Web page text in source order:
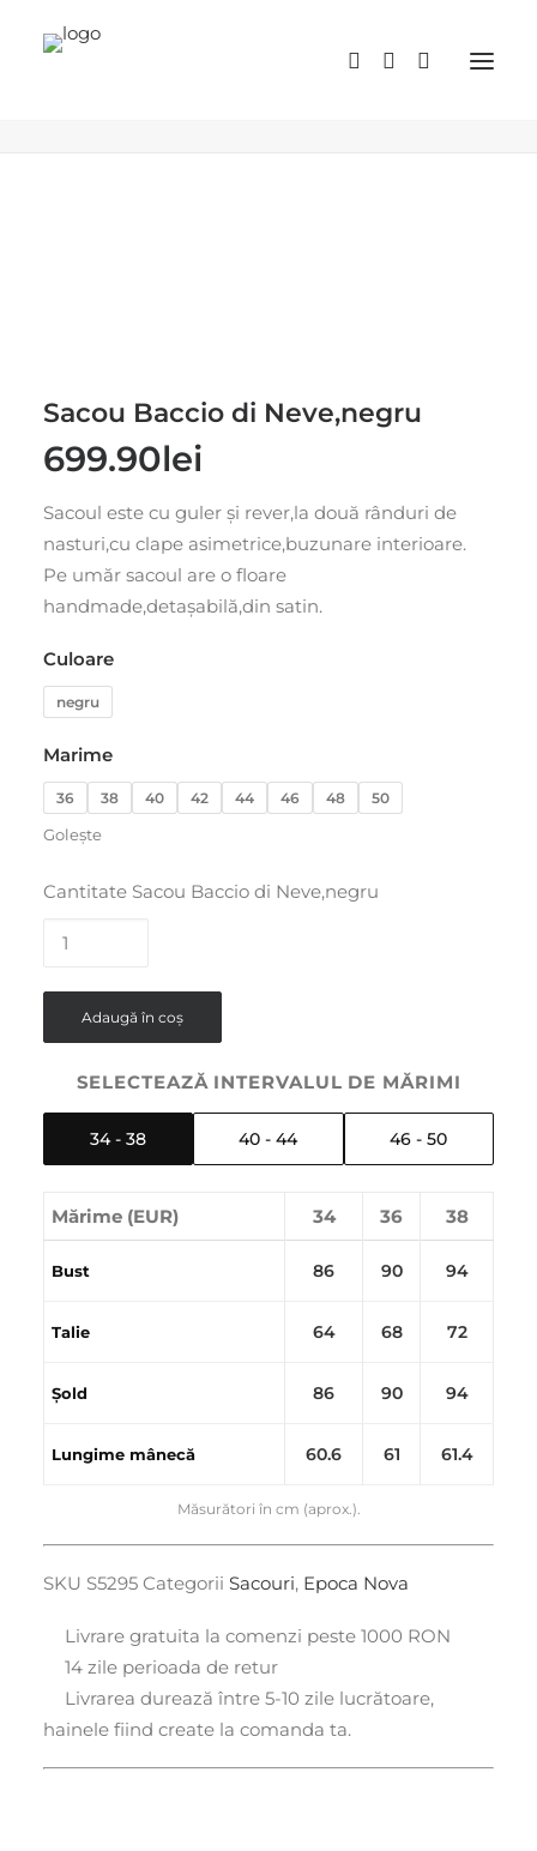
Sacou Baccio di Neve,negru
Sacou Baccio di Neve,negru
699.90lei
Sacoul este cu guler și rever,la două rânduri de
nasturi,cu clape asimetrice,buzunare interioare.
Pe umăr sacoul are o floare
handmade,detașabilă,din satin.
Culoare
negru
Marime
36 38 40 42 44 46 48 50
Golește
Cantitate Sacou Baccio di Neve,negru
Adaugă în coș
SELECTEAZĂ INTERVALUL DE MĂRIMI
34 - 38 40 - 44 46 - 50
Mărime (EUR) 34 36 38
Bust 86 90 94
Talie 64 68 72
Șold 86 90 94
Lungime mânecă 60.6 61 61.4
Măsurători în cm (aprox.).
SKU S5295 Categorii Sacouri, Epoca Nova
Livrare gratuita la comenzi peste 1000 RON
14 zile perioada de retur
Livrarea durează între 5-10 zile lucrătoare,
hainele fiind create la comanda ta.